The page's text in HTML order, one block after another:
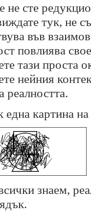
не сте
тук, не
във
повлиява
тази проста
нейния
реалността.
една картина
знаем,